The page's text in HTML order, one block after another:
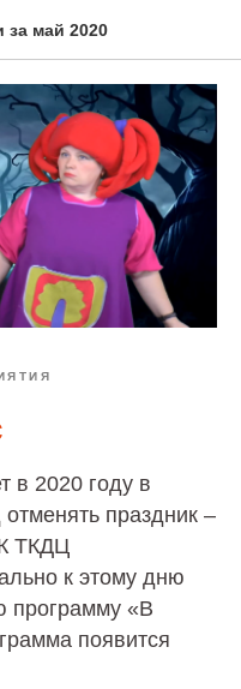
за май 2020
в 2020 году в
праздник –
ТКДЦ
к этому дню
программу «В
появится